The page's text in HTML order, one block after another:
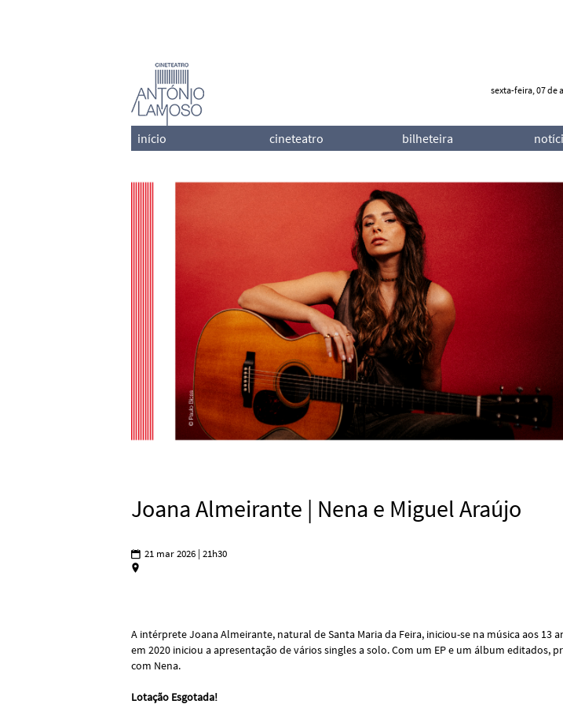
sexta-feira, 07 de
início cineteatro bilheteira
Joana Almeirante | Nena e Miguel Araújo
x 21 mar 2026 | 21h30
A intérprete Joana Almeirante, natural de Santa Maria da Feira, iniciou-se na música aos 13
em 2020 iniciou a apresentação de vários singles a solo. Com um EP e um álbum
com Nena.
Lotação Esgotada!